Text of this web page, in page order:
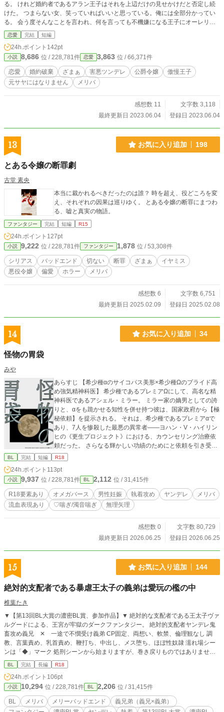
る。 けれど婚約者であるアラン王子はそれを上辺だけの見せかけだと否定し続
けた。 つまらない女、笑っていればいいと思っている。俺には全部分かってい
る。 会う度そんなことを言われ、何を言っても不機嫌になる王子にオーレリア
の心は次第に不安定になっていく。 そんなある日、突然城の庭に呼びつけられ
たオーレリア。 戸惑う彼女に婚約者はいつもの台詞を言う。 「そうやって笑っ
てればいいと思って、俺は全部分かっているんだからな」 理不尽な言葉に傷つ
くオーレリアの目に咲き誇る白薔薇が飛び込んでくる。 今日がその日なのかも
しれない。 そう庭に置かれたテーブルの上にあるものを発見して公爵令嬢は思
う。 それは閃きに近いものだった。
恋愛 完結 短編
24h.ポイント 142pt
小説 8,686 位 / 228,781件 恋愛 3,863 位 / 66,371件
恋愛 婚約破棄 ざまぁ 害悪ツンデレ 公爵令嬢
傲慢王子
元サヤにはなりません
メリバ
感想数 11
文字数 3,118
最終更新日 2023.06.04
登録日 2023.06.04
13 お気に入り追加 198
とある令嬢の断罪劇
古堂 素央
本当に裁かれるべきだったのは誰？ 時を超え、役どころを変
え、それぞれの因果は巡りゆく。 とある令嬢の断罪にまつわ
る、嘘と真実の物語。
ファンタジー 完結 短編 R15
24h.ポイント 127pt
小説 9,222 位 / 228,781件 ファンタジー 1,878 位 / 53,308件
シリアス バッドエンド 切ない 断罪 ざまぁ
イヤミス
悪役令嬢
偏愛 ホラー メリバ
感想数 6
文字数 6,751
最終更新日 2025.02.09
登録日 2025.02.08
14 お気に入り追加 34
怪物の胃袋
みや
あらすじ 【希少種αのサイコパス美形×希少種Ωのプライド高
め強気精神科医】 希少種であるプレミアΩにして、高名な精
神科医であるアシェル・ミラー。 ミラー家の嫡男としての誇
りと、αをも跪かせる知性を併せ持つ彼は、国家政府から【極
秘依頼】を提示される。 それは、希少種であるプレミアαで
あり、7人を惨殺した最悪の異常者――ヨハン・V・ハイリン
ヒの《更生プロジェクト》における、カウンセリング治療依
頼だった。 さらなる輝かしい功績のためにと依頼を引き受け
たアシェル。しかし、彼を待ち受けていたのは、国家とヨハ
ichel.」 －－－－－⚠️注意⚠️－－－－－ ※本作品は倫理観、
道徳心が欠如しています。 ※R-18《無理矢理、♡喘ぎ、濁点
喘ぎ、子宮口責め等など) ※男性妊娠表現《望まない妊娠、出
産》 ※メリバです。ほぼバドエン 受けがとにかく救われませ
んので、苦手な方はご注意ください。 ※受けの自傷行為や攻
人が殺されます。ご注意ください ※この物語は完全にフィク
ションです。 実在の人物・国・団体・事件等とは一切関係あ
BL 完結 短編 R18
24h.ポイント 113pt
小説 9,937 位 / 228,781件 BL 2,112 位 / 31,415件
R18要素あり オメガバース 男性妊娠 執着攻め ヤンデレ
メリバ
流血表現あり
♡喘ぎ/濁音喘ぎ 無理矢理
感想数 0
文字数 80,729
最終更新日 2026.06.25
登録日 2026.06.25
15 お気に入り追加 144
絶対的支配者である暴虐王太子の義弟は愛玩の檻の中
椎葉たき
▼【第13回BL大賞の濃密BL賞、参加作品】▼ 絶対的な支配者である王太子ヴァ
ルグードによる、王宮が牢獄のダークファンタジー。 絶対的支配者ヤンデレ鬼
畜攻め義兄 ✕ 一途で不憫受け義弟 CP固定、両想い、軟禁、倫理観なし 調
教、言葉責め、乳首責め、鞭打ち、中出し、メス堕ち、ほぼ性奴隷 濡れ場シー
ンは「◆」マーク 処刑シーンから始まりますが、巻き戻りものではありませ
ん。エピローグは物語の結末です。 絶対悪を書きたいがために書き始めまし
た。メリーバッドエンドです。 あらすじ： 義兄ヴァルグードが、王族の血が一
滴も入っていない義弟フェレルを、犬猫を欲しがるみたいに国王に強請って譲り
受け、幼児の頃から自分だけのものになるよう洗脳した。 王族の血が一滴も入
っていないのに王族に加えられている卑しい血として、役立たずだと虐げられる
フェレルは、唯一の味方だと信じて義兄を慕う。 義兄を密かに思うフェレル
BL 完結 長編 R18
24h.ポイント 106pt
小説 10,294 位 / 228,781件 BL 2,206 位 / 31,415件
BL メリバ メリーバッドエンド
義兄弟（義兄×義弟）